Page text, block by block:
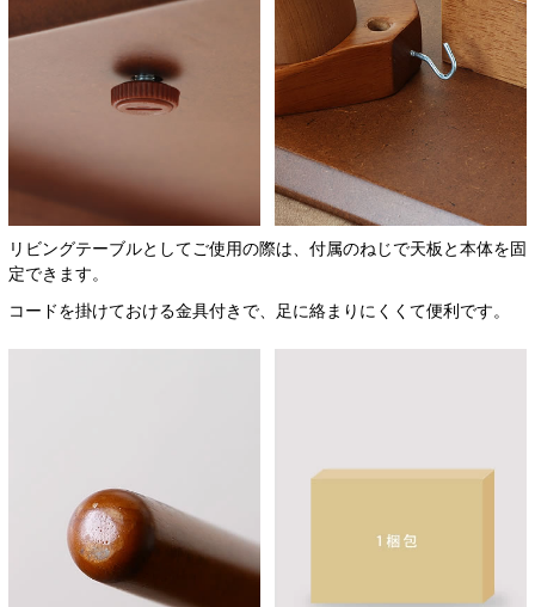
リビングテーブルとしてご使用の際は、付属のねじで天板と本体を固
定できます。
コードを掛けておける金具付きで、足に絡まりにくくて便利です。